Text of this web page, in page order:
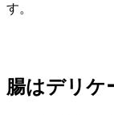
す。
腸はデリケ